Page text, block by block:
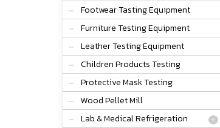
Footwear Tasting Equipment
Furniture Testing Equipment
Leather Testing Equipment
Children Products Testing
Protective Mask Testing
Wood Pellet Mill
Lab & Medical Refrigeration